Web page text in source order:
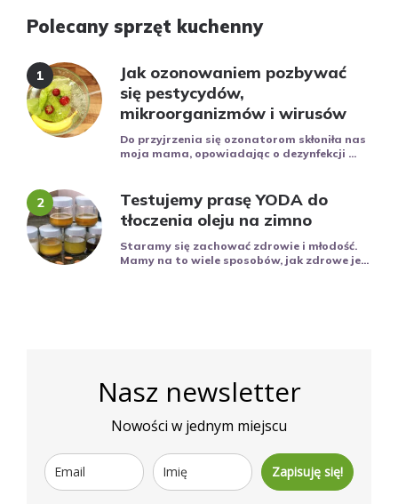
Polecany sprzęt kuchenny
Jak ozonowaniem pozbywać
się pestycydów,
mikroorganizmów i wirusów
Do przyjrzenia się ozonatorom skłoniła nas
moja mama, opowiadając o dezynfekcji ...
Testujemy prasę YODA do
tłoczenia oleju na zimno
Staramy się zachować zdrowie i młodość.
Mamy na to wiele sposobów, jak zdrowe je...
Nasz newsletter
Nowości w jednym miejscu
Zapisuję się!